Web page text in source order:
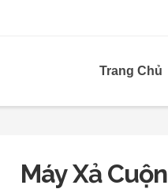
Trang Chủ
Máy Xả Cuộn